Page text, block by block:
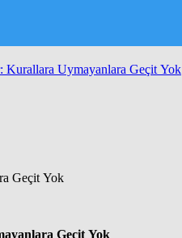
Kurallara Uymayanlara Geçit Yok
Geçit Yok